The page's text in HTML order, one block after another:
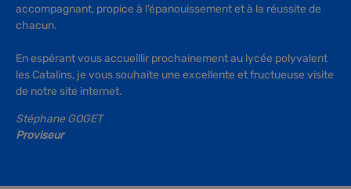
accompagnant, propice à l’épanouissement et à la réussite de
chacun.
En espérant vous accueillir prochainement au lycée polyvalent
les Catalins, je vous souhaite une excellente et fructueuse visite
de notre site internet.
Stéphane GOGET
Proviseur